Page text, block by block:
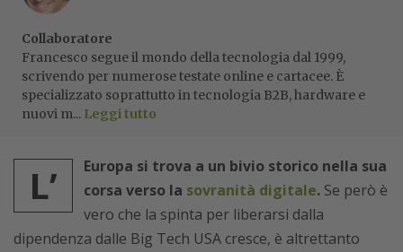
Collaboratore
Francesco segue il mondo della tecnologia dal 1999,
scrivendo per numerose testate online e cartacee. È
specializzato soprattutto in tecnologia B2B, hardware e
nuovi m... Leggi tutto
L’
Europa si trova a un bivio storico nella sua
corsa verso la sovranità digitale. Se però è
vero che la spinta per liberarsi dalla
dipendenza dalle Big Tech USA cresce, è altrettanto